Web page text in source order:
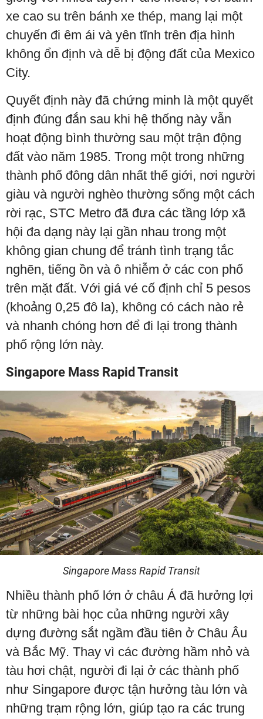
xe cao su trên bánh xe thép, mang lại một
chuyến đi êm ái và yên tĩnh trên địa hình
không ổn định và dễ bị động đất của Mexico
City.
Quyết định này đã chứng minh là một quyết
định đúng đắn sau khi hệ thống này vẫn
hoạt động bình thường sau một trận động
đất vào năm 1985. Trong một trong những
thành phố đông dân nhất thế giới, nơi người
giàu và người nghèo thường sống một cách
rời rạc, STC Metro đã đưa các tầng lớp xã
hội đa dạng này lại gần nhau trong một
không gian chung để tránh tình trạng tắc
nghẽn, tiếng ồn và ô nhiễm ở các con phố
trên mặt đất. Với giá vé cố định chỉ 5 pesos
(khoảng 0,25 đô la), không có cách nào rẻ
và nhanh chóng hơn để đi lại trong thành
phố rộng lớn này.
Singapore Mass Rapid Transit
Singapore Mass Rapid Transit
Nhiều thành phố lớn ở châu Á đã hưởng lợi
từ những bài học của những người xây
dựng đường sắt ngầm đầu tiên ở Châu Âu
và Bắc Mỹ. Thay vì các đường hầm nhỏ và
tàu hơi chật, người đi lại ở các thành phố
như Singapore được tận hưởng tàu lớn và
những trạm rộng lớn, giúp tạo ra các trung